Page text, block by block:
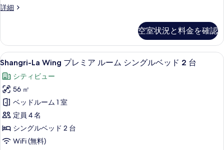
べ
の
写
真
を
表
示
す
る
台
細
の
を
表
示
す
る
詳細
Krungthep
の
詳
細
空室状況と料金を確認
Shangri-
La
Wing
プ
レ
ミ
ア
ル
Shangri-La Wing プレミア ルーム シ
8
Shangri-La Wing プレミア ルーム シングルベッド 2 台
シティビュー
56 ㎡
ベッドルーム 1 室
定員 4 名
シングルベッド 2 台
WiFi (無料)